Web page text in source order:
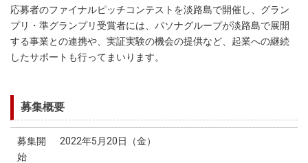
応募者のファイナルピッチコンテストを淡路島で開催し、グラン
プリ・準グランプリ受賞者には、パソナグループが淡路島で展開
する事業との連携や、実証実験の機会の提供など、起業への継続
したサポートも行ってまいります。
募集概要
募集開
始
2022年5月20日（金）